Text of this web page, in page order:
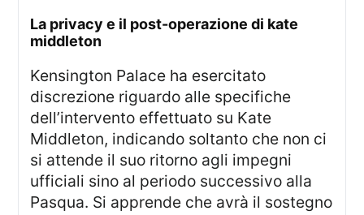
la privacy e il post-operazione di kate
middleton
Kensington Palace ha esercitato
discrezione riguardo alle specifiche
dell’intervento effettuato su Kate
Middleton, indicando soltanto che non ci
si attende il suo ritorno agli impegni
ufficiali sino al periodo successivo alla
Pasqua. Si apprende che avrà il sostegno